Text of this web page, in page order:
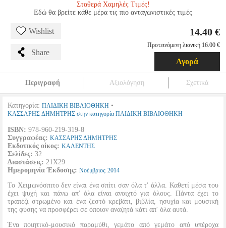
Σταθερά Χαμηλές Τιμές!
Εδώ θα βρείτε κάθε μέρα τις πιο ανταγωνιστικές τιμές
Wishlist
Share
14.40 €
Προτεινόμενη λιανική 16.00 €
Αγορά
Περιγραφή Αξιολόγηση Σχετικά
Κατηγορία: ΠΑΙΔΙΚΗ ΒΙΒΛΙΟΘΗΚΗ •
ΚΑΣΣΑΡΗΣ ΔΗΜΗΤΡΗΣ στην κατηγορία ΠΑΙΔΙΚΗ ΒΙΒΛΙΟΘΗΚΗ
ISBN: 978-960-219-319-8
Συγγραφέας: ΚΑΣΣΑΡΗΣ ΔΗΜΗΤΡΗΣ
Εκδοτικός οίκος: ΚΑΛΕΝΤΗΣ
Σελίδες: 32
Διαστάσεις: 21Χ29
Ημερομηνία Έκδοσης: Νοέμβριος 2014
Το Χειμωνόσπιτο δεν είναι ένα σπίτι σαν όλα τ' άλλα. Καθετί μέσα του
έχει ψυχή και πάνω απ' όλα είναι ανοιχτό για όλους. Πάντα έχει το
τραπέζι στρωμένο και ένα ζεστό κρεβάτι, βιβλία, ησυχία και μουσική
της φύσης να προσφέρει σε όποιον αναζητά κάτι απ' όλα αυτά.
Ένα ποιητικό-μουσικό παραμύθι, γεμάτο από γεμάτο από υπέροχα